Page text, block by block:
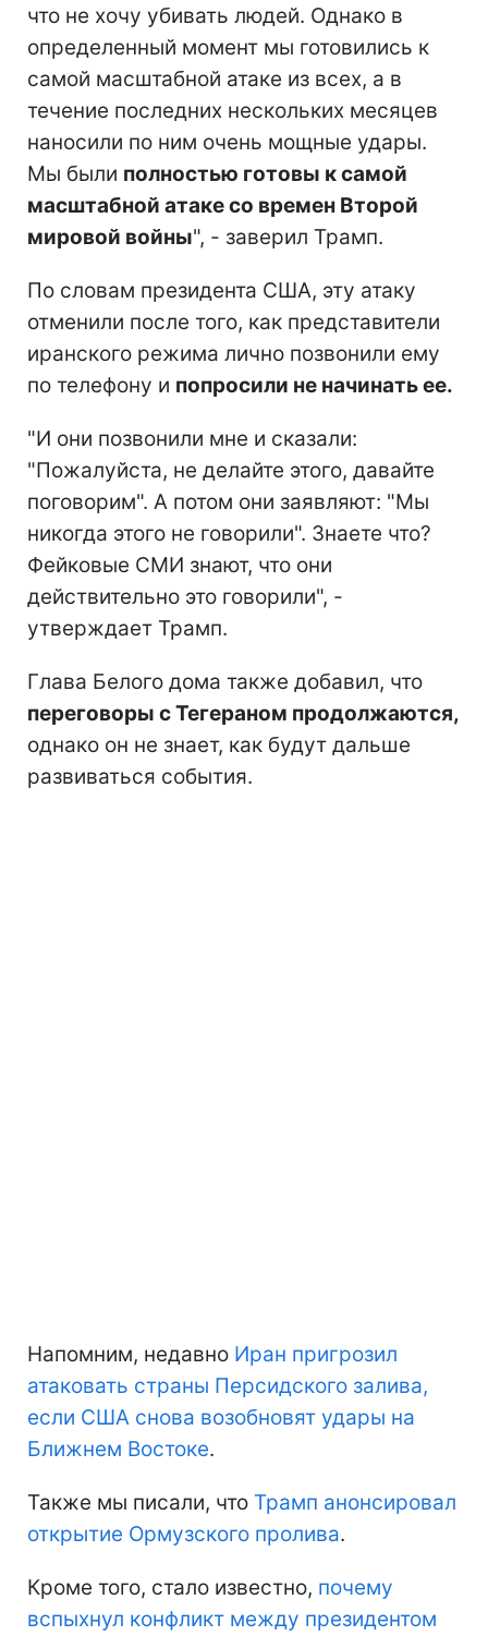
что не хочу убивать людей. Однако в
определенный момент мы готовились к
самой масштабной атаке из всех, а в
течение последних нескольких месяцев
наносили по ним очень мощные удары.
Мы были полностью готовы к самой
масштабной атаке со времен Второй
мировой войны", - заверил Трамп.
По словам президента США, эту атаку
отменили после того, как представители
иранского режима лично позвонили ему
по телефону и попросили не начинать ее.
"И они позвонили мне и сказали:
"Пожалуйста, не делайте этого, давайте
поговорим". А потом они заявляют: "Мы
никогда этого не говорили". Знаете что?
Фейковые СМИ знают, что они
действительно это говорили", -
утверждает Трамп.
Глава Белого дома также добавил, что
переговоры с Тегераном продолжаются,
однако он не знает, как будут дальше
развиваться события.
Напомним, недавно Иран пригрозил
атаковать страны Персидского залива,
если США снова возобновят удары на
Ближнем Востоке.
Также мы писали, что Трамп анонсировал
открытие Ормузского пролива.
Кроме того, стало известно, почему
вспыхнул конфликт между президентом